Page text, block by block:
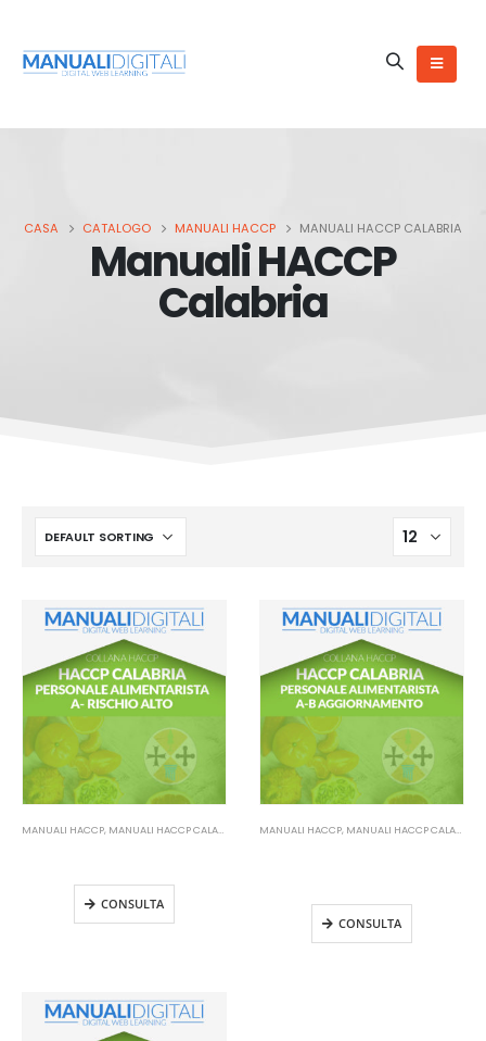
CASA CATALOGO MANUALI HACCP MANUALI HACCP CALABRIA
Manuali HACCP
Calabria
MANUALI HACCP, MANUALI HACCP CALABRIA
CONSULTA
MANUALI HACCP, MANUALI HACCP CALABRIA
CONSULTA